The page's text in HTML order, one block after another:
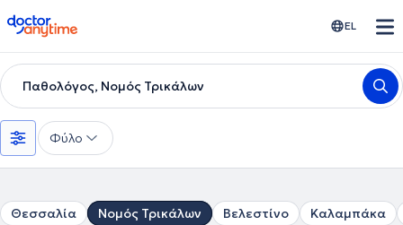
doctoranytime EL
Παθολόγος, Νομός Τρικάλων
Φύλο
Θεσσαλία Νομός Τρικάλων Βελεστίνο Καλαμπάκα